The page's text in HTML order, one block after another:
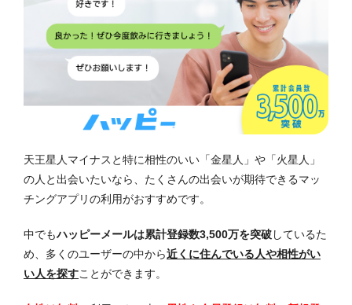
天王星人マイナスと特に相性のいい「金星人」や「火星人」
の人と出会いたいなら、たくさんの出会いが期待できるマッ
チングアプリの利用がおすすめです。
中でもハッピーメールは累計登録数3,500万を突破しているた
め、多くのユーザーの中から近くに住んでいる人や相性がい
い人を探すことができます。